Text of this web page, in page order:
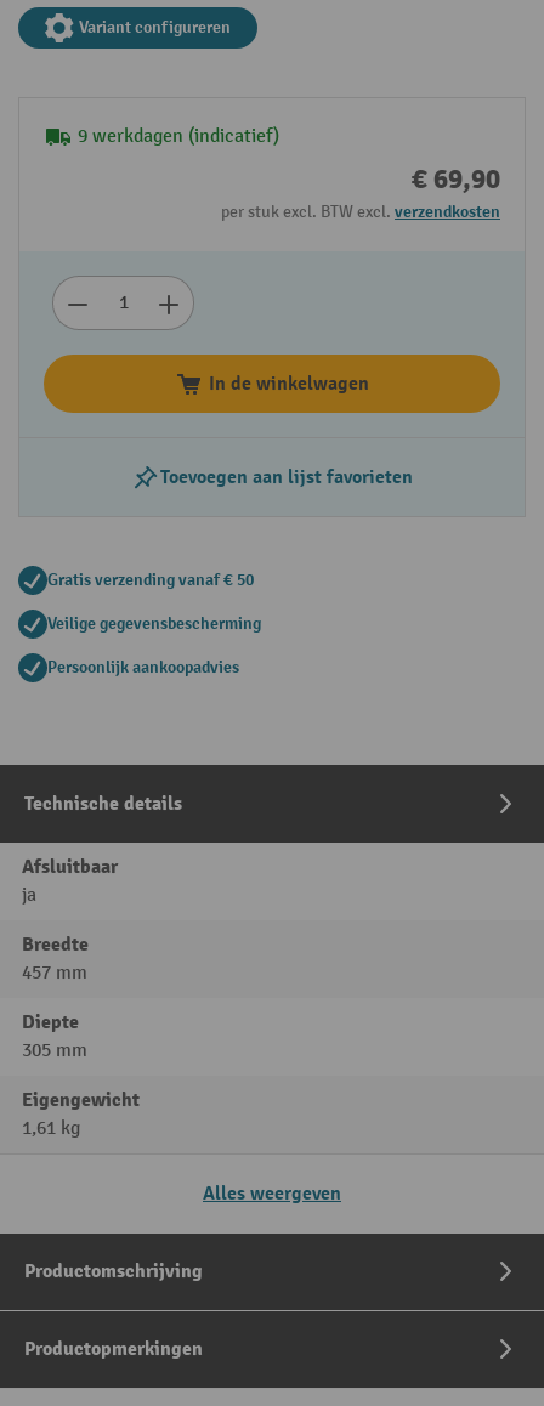
Variant configureren
9 werkdagen (indicatief)
€ 69,90
per stuk excl. BTW excl. verzendkosten
In de winkelwagen
Toevoegen aan lijst favorieten
Gratis verzending vanaf € 50
Veilige gegevensbescherming
Persoonlijk aankoopadvies
Technische details
Afsluitbaar
ja
Breedte
457 mm
Diepte
305 mm
Eigengewicht
1,61 kg
Alles weergeven
Productomschrijving
Productopmerkingen